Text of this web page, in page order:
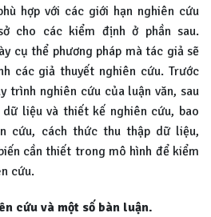
hợp với các giới hạn nghiên cứu
cho các kiểm định ở phần sau.
cụ thể phương pháp mà tác giả sẽ
các giả thuyết nghiên cứu. Trước
trình nghiên cứu của luận văn, sau
liệu và thiết kế nghiên cứu, bao
cứu, cách thức thu thập dữ liệu,
cần thiết trong mô hình để kiểm
cứu.
cứu và một số bàn luận.